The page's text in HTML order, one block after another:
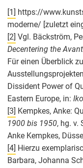
[1] https://
moderne/ [zuletzt
[2] Vgl. Bäckström,
Decentering the
Für einen Überblick
Dissident Power of
Eastern Europe, in:
[3] Kempkes, Anke:
1900 bis 1950, hg. v.
Anke Kempkes,
[4] Hierzu
Barbara, Johanna